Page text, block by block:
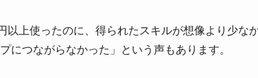
以上使ったのに、得られたスキルが想像より少な
につながらなかった」という声もあります。